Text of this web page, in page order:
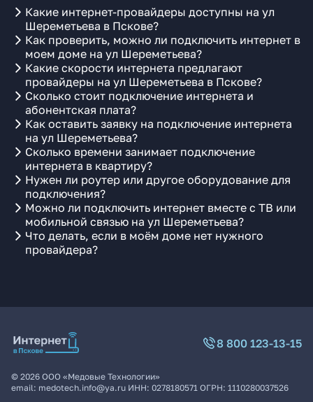
Какие интернет-провайдеры доступны на ул
Шереметьева в Пскове?
Как проверить, можно ли подключить интернет в
моем доме на ул Шереметьева?
Какие скорости интернета предлагают
провайдеры на ул Шереметьева в Пскове?
Сколько стоит подключение интернета и
абонентская плата?
Как оставить заявку на подключение интернета
на ул Шереметьева?
Сколько времени занимает подключение
интернета в квартиру?
Нужен ли роутер или другое оборудование для
подключения?
Можно ли подключить интернет вместе с ТВ или
мобильной связью на ул Шереметьева?
Что делать, если в моём доме нет нужного
провайдера?
8 800 123-13-15
© 2026 ООО «Медовые Технологии»
email: medotech.info@ya.ru ИНН: 0278180571 ОГРН: 1110280037526